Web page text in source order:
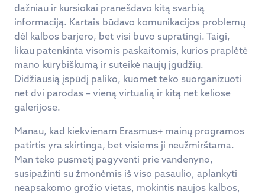
dažniau ir kursiokai pranešdavo kitą svarbią
informaciją. Kartais būdavo komunikacijos problemų
dėl kalbos barjero, bet visi buvo supratingi. Taigi,
likau patenkinta visomis paskaitomis, kurios praplėtė
mano kūrybiškumą ir suteikė naujų įgūdžių.
Didžiausią įspūdį paliko, kuomet teko suorganizuoti
net dvi parodas – vieną virtualią ir kitą net keliose
galerijose.
Manau, kad kiekvienam Erasmus+ mainų programos
patirtis yra skirtinga, bet visiems ji neužmirštama.
Man teko pusmetį pagyventi prie vandenyno,
susipažinti su žmonėmis iš viso pasaulio, aplankyti
neapsakomo grožio vietas, mokintis naujos kalbos,